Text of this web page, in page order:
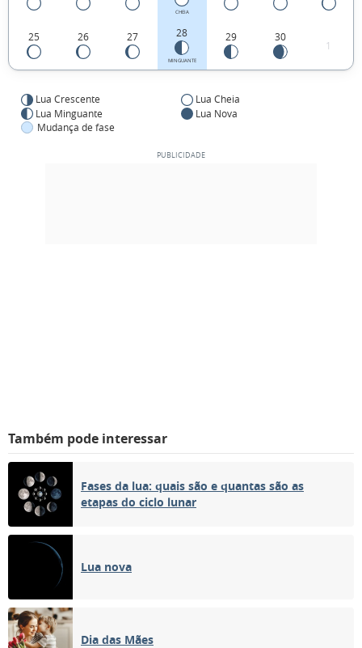
CHEIA
25 26 27 28
MINGUANTE
29 30
1
Lua Crescente
Lua Cheia
Lua Minguante
Lua Nova
Mudança de fase
Também pode interessar
Fases da lua: quais são e quantas são as
etapas do ciclo lunar
Lua nova
Dia das Mães